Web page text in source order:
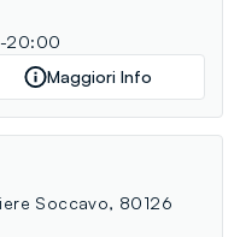
20:00
Maggiori Info
Soccavo, 80126